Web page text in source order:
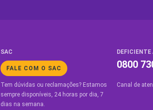
SAC
FALE COM O SAC
Tem dúvidas ou reclamações? Estamos
sempre disponíveis, 24 horas por dia, 7
dias na semana.
0800
Canal de